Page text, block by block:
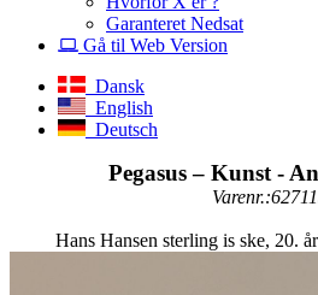
Garanteret Nedsat
Gå til Web Version
Dansk
English
Deutsch
Pegasus – Kunst -
Hans Hansen sterling is ske, 20.